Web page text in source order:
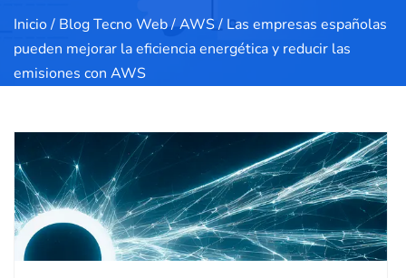
Inicio/ Blog Tecno Web/AWS/ Las empresas españolas
pueden mejorar la eficiencia energética y reducir las
emisiones con AWS